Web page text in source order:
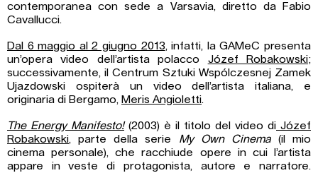
contemporanea con sede a Varsavia, diretto da Fabio
Cavallucci.
Dal 6 maggio al 2 giugno 2013, infatti, la GAMeC presenta
un’opera video dell’artista polacco Józef Robakowski;
successivamente, il Centrum Sztuki Wspólczesnej Zamek
Ujazdowski ospiterà un video dell’artista italiana, e
originaria di Bergamo, Meris Angioletti.
The Energy Manifesto!(2003) è il titolo del video di Józef
Robakowski, parte della serie My Own Cinema(il mio
cinema personale), che racchiude opere in cui l’artista
appare in veste di protagonista, autore e narratore.